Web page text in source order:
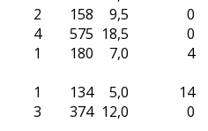
2 158 9,5
0
4 575 18,5
0
1 180 7,0
4
1 134 5,0
14
3 374 12,0 0